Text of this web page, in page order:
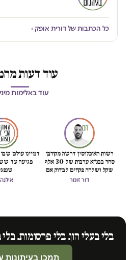
כל הכתבות של דורית אופק ›
עוד דעות
עוד באלימות מינית ›
רשות האוכלוסין דרשה מקורבן
סחר בבנ״א ערבות של 30 אלף
שקל ושלחה פקחים לבדוק אם
"חזרה לזנות"
דור זומר
דמיינו עולם שבו
פגיעה עד
שנפגעת
אילנה פז
בלי בעלי הון. בלי פרסומות. בלי
תמכו בעיתונות